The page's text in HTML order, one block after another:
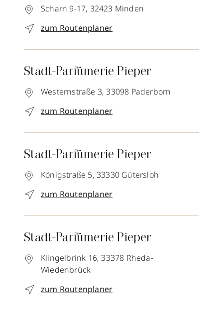
Scharn 9-17, 32423 Minden
zum Routenplaner
Stadt-Parfümerie Pieper
Westernstraße 3, 33098 Paderborn
zum Routenplaner
Stadt-Parfümerie Pieper
Königstraße 5, 33330 Gütersloh
zum Routenplaner
Stadt-Parfümerie Pieper
Klingelbrink 16, 33378 Rheda-
Wiedenbrück
zum Routenplaner